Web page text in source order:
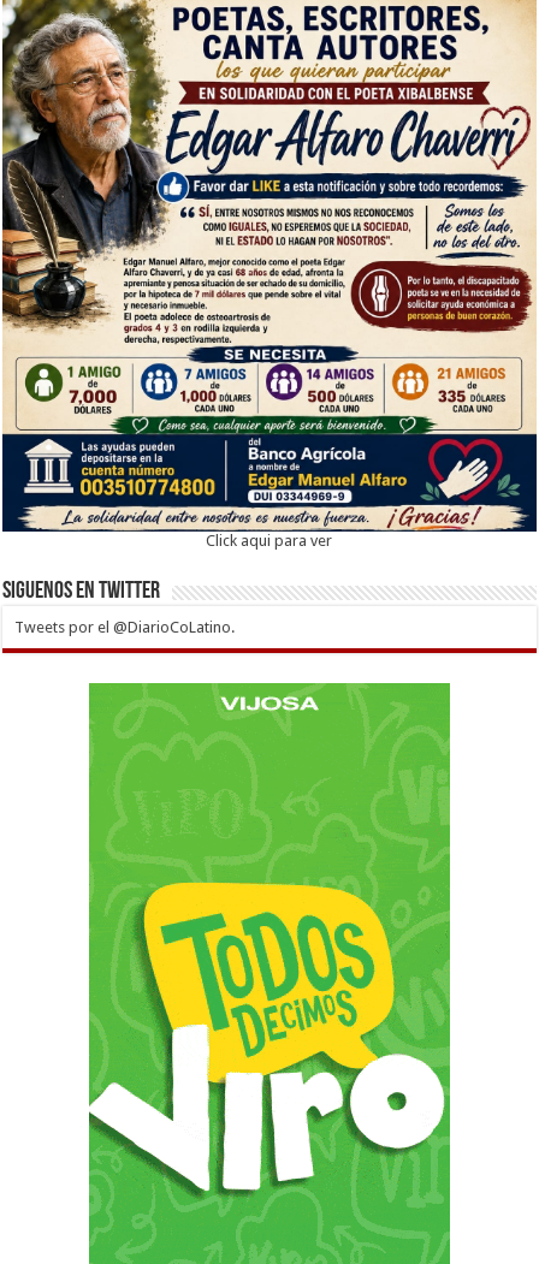
Click aqui para ver
Siguenos en twitter
Tweets por el @DiarioCoLatino.